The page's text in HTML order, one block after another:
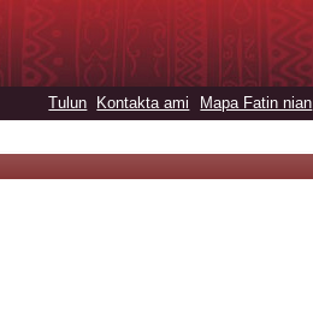
Tulun Kontakta ami Mapa Fatin nian